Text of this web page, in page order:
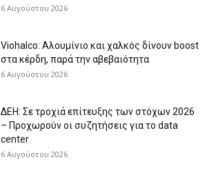
6 Αυγούστου 2026
Viohalco: Aλουμίνιο και χαλκός δίνουν boost
στα κέρδη, παρά την αβεβαιότητα
6 Αυγούστου 2026
ΔΕΗ: Σε τροχιά επίτευξης των στόχων 2026
– Προχωρούν οι συζητήσεις για το data
center
6 Αυγούστου 2026